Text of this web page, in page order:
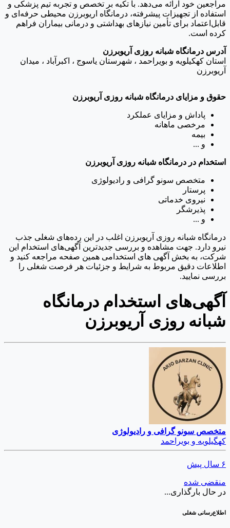
مراجعین خود ارائه می‌دهد. با تکیه بر تخصص و تجربه تیم پزشکی و
استفاده از تجهیزات پیشرفته، درمانگاه اریوبرزن محیطی حرفه‌ای و
قابل‌اعتماد برای تأمین نیازهای بهداشتی و درمانی بیماران فراهم
کرده است.
آدرس درمانگاه شبانه روزی آریوبرزن
استان کهکیلویه و بویراحمد ، شهرستان یاسوج ، اکبرآباد ، میدان
آریوبرزن
حقوق و مزایای درمانگاه شبانه روزی آریوبرزن
پاداش و مزایای عملکرد
مرخصی‌ ماهانه
بیمه
و ...
استخدام در درمانگاه شبانه روزی آریوبرزن
متخصص سونو گرافی و رادیولوژی
پرستار
نیروی خدماتی
پذیرشگر
و ...
درمانگاه شبانه روزی آریوبرزن اغلب در این رده‌های شغلی جذب
نیرو دارد. جهت مشاهده و بررسی جدیدترین آگهی‌های استخدام این
شرکت، به بخش آگهی های استخدامی همین صفحه مراجعه کنید و
اطلاعات دقیق مربوط به شرایط و جزئیات هر فرصت شغلی را
بررسی نمایید.
آگهی‌های استخدام درمانگاه
شبانه روزی آریوبرزن
متخصص سونو گرافی و رادیولوژی
کهگیلویه و بویراحمد
۶ سال پیش
منقضی شده
در حال بارگذاری...
اطلاع‌رسانی شغلی